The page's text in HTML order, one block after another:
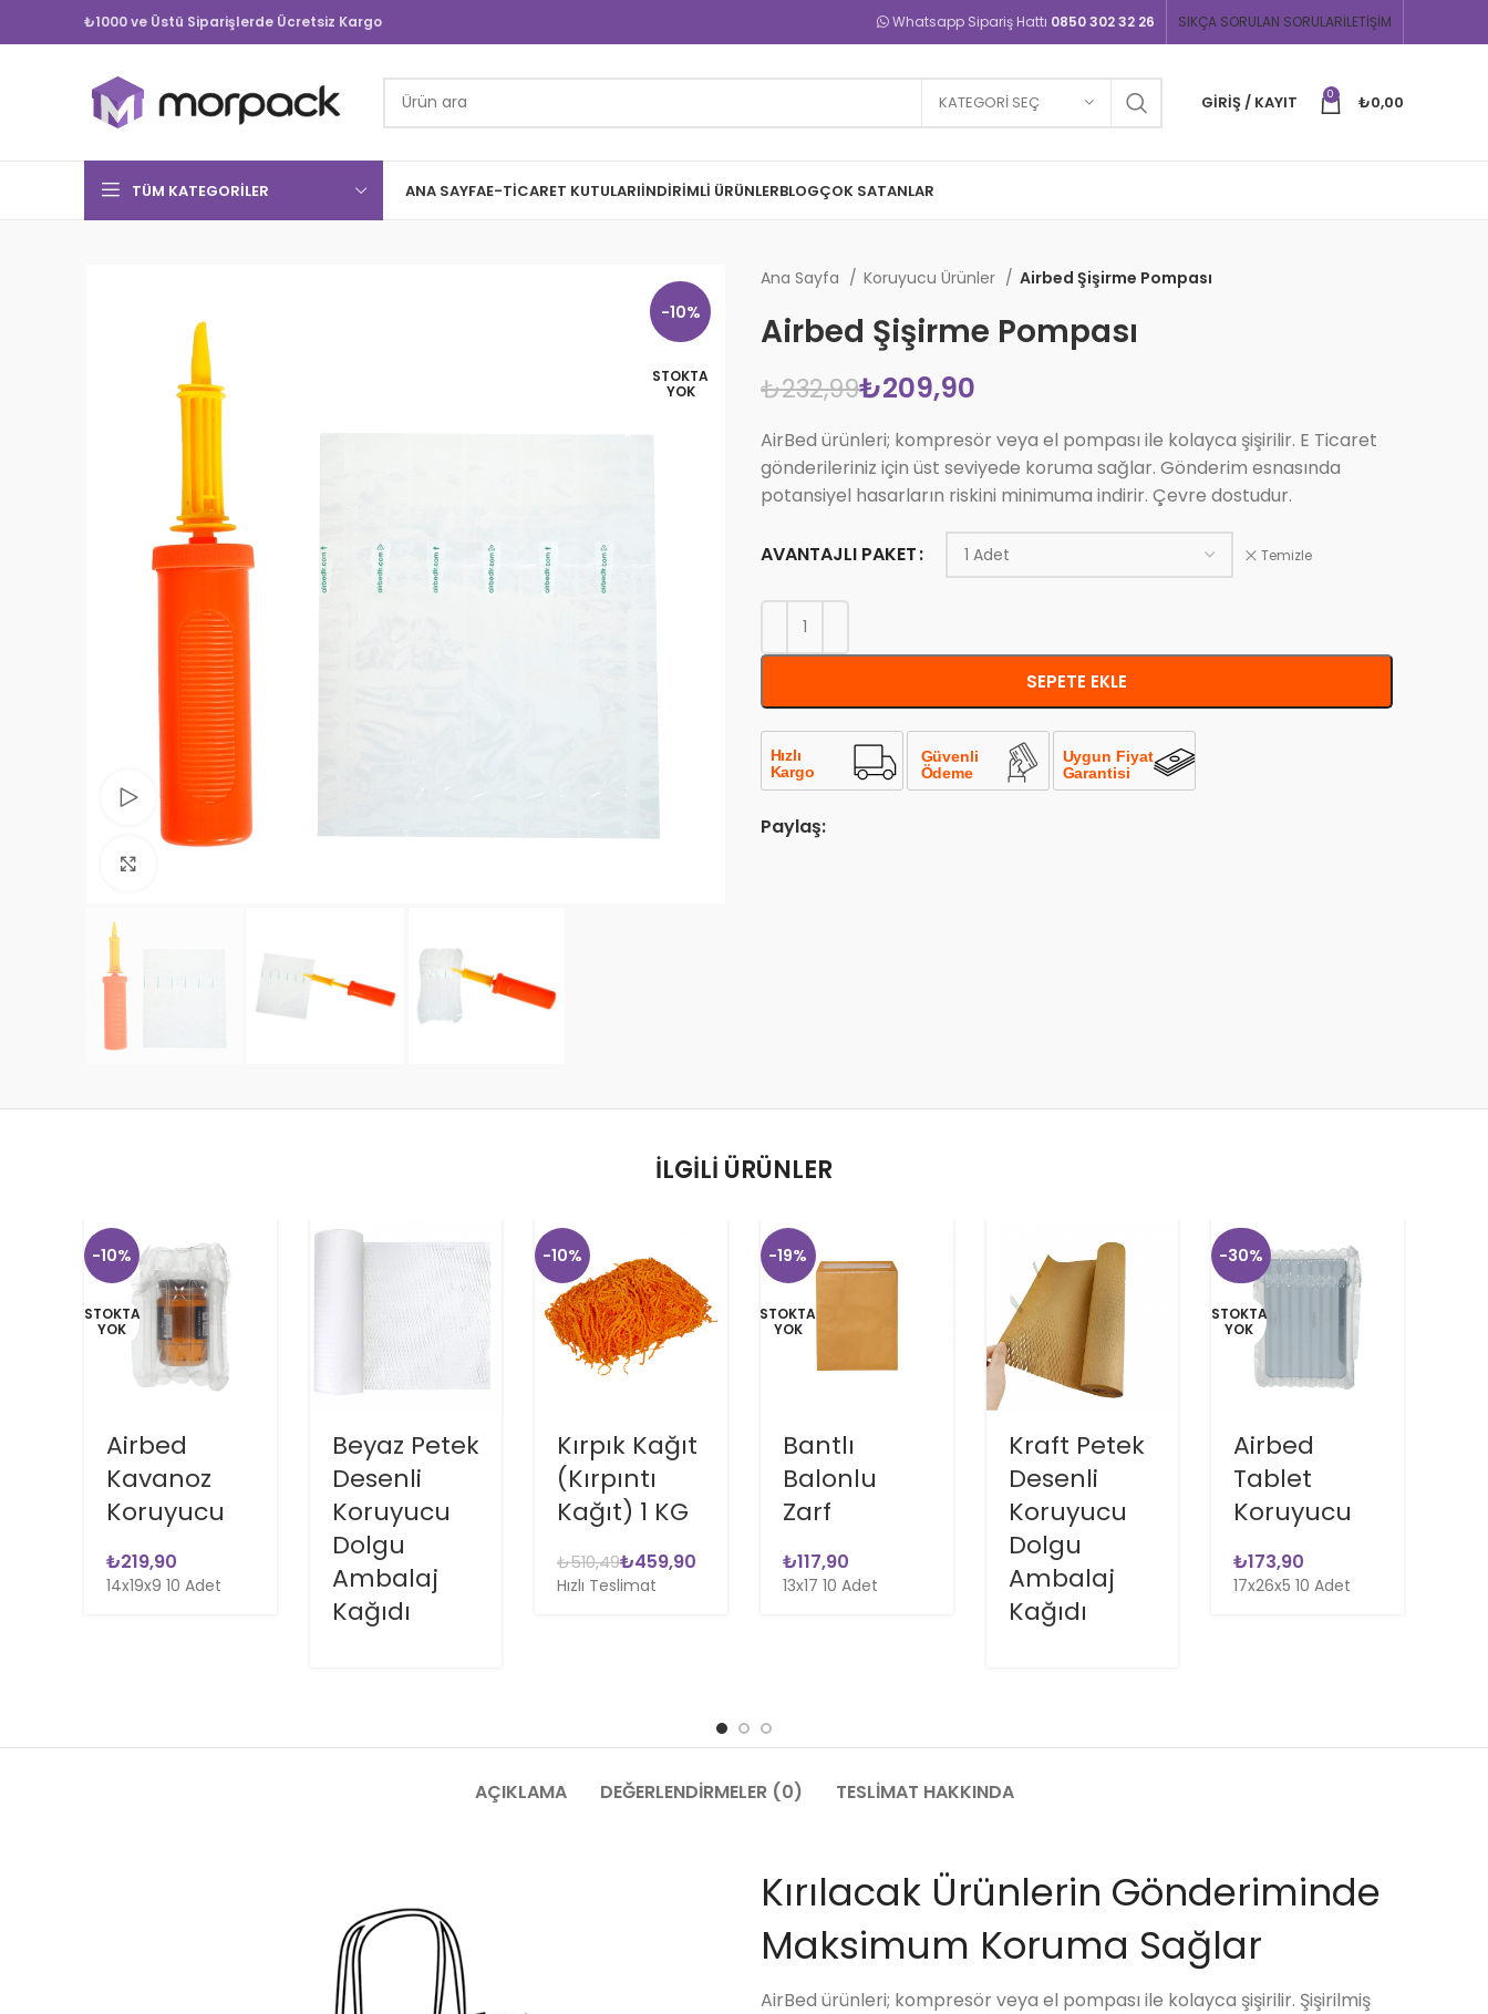
₺1000 ve Üstü Siparişlerde Ücretsiz Kargo Whatsapp Sipariş Hattı 0850 302 32 26 SIKÇA SORULAN SORULARİLETIŞIM
KATEGORI SEÇ GIRIŞ / KAYIT 0 ₺0,00
TÜM KATEGORILER ANA SAYFAE-TICARET KUTULARIİNDIRIMLI ÜRÜNLERBLOGÇOK SATANLAR
-10%
STOKTA
YOK
Videoyu izle
Ana Sayfa Koruyucu Ürünler Airbed Şişirme Pompası
Airbed Şişirme Pompası
₺232,99₺209,90
AirBed ürünleri; kompresör veya el pompası ile kolayca şişirilir. E Ticaret
gönderileriniz için üst seviyede koruma sağlar. Gönderim esnasında
potansiyel hasarların riskini minimuma indirir. Çevre dostudur.
AVANTAJLI PAKET Temizle
SEPETE EKLE
Paylaş:
İLGILI ÜRÜNLER
-10%
STOKTA
YOK
Airbed
Kavanoz
Koruyucu
₺
14x19x9 10 Adet
Beyaz Petek
Desenli
Koruyucu
Dolgu
Ambalaj
Kağıdı
-10%
Kırpık Kağıt
(Kırpıntı
Kağıt) 1 KG
₺510,49₺459,90
Hızlı Teslimat
-19%
STOKTA
YOK
Bantlı
Balonlu
Zarf
₺
13x17 10 Adet
Kraft Petek
Desenli
Koruyucu
Dolgu
Ambalaj
Kağıdı
-30%
STOKTA
YOK
Airbed
Tablet
Koruyucu
₺
17x26x5 10 Adet
AÇIKLAMA DEĞERLENDIRMELER (0) TESLIMAT HAKKINDA
Kırılacak Ürünlerin Gönderiminde
Maksimum Koruma Sağlar
AirBed ürünleri; kompresör veya el pompası ile kolayca şişirilir. Şişirilmiş